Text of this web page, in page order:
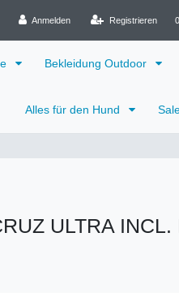
Anmelden Registrieren 0
Bekleidung Outdoor
Alles für den Hund
ULTRA INCL.